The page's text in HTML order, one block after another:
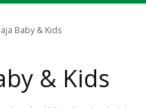
Baby & Kids
& Kids